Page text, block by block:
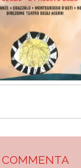
COMMENTA